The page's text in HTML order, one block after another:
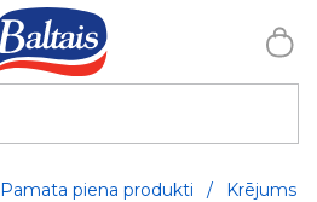
Pamata piena produkti /
Krējums